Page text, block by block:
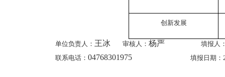
创新发展
单位负责人： 王冰 审核人： 杨严
填报人
联系电话： 04768301975 填报日期：